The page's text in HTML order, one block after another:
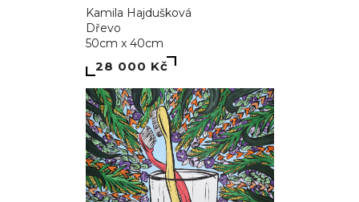
Kamila Hajdušková
Dřevo
50cm x 40cm
28 000 Kč